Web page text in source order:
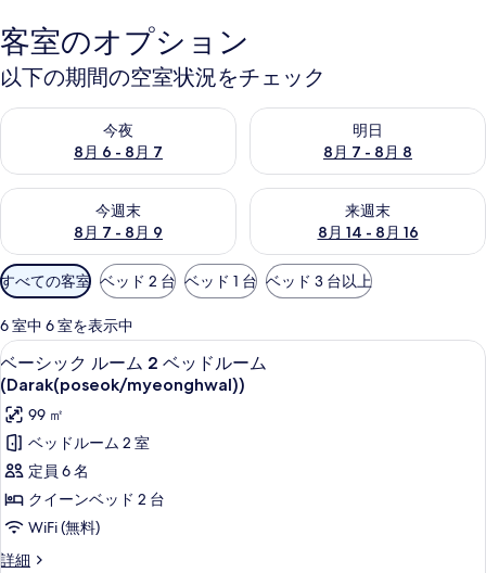
客室のオプション
以下の期間の空室状況をチェック
今夜
8月 6 - 8月 7
今夜 8月 6 - 8月 7 の空室状況をチェック
明日
8月 7 - 8月 8
明日 8月 7 - 8月 8 の空室状況
今週末
8月 7 - 8月 9
今週末 8月 7 - 8月 9 の空室状況をチェック
来週末
8月 14 - 8月 16
来週末 8月 14 - 8月 16 の空室
利
用
可
能
な
客
室
の
絞
り
込
み
条
すべての客室 ベッド 2 台 ベッド 1 台 ベッド 3 台以上
6 室中 6 室を表示中
ベ
ー
シ
ッ
ク
ル
ー
ム
ベーシック ルーム 2 ベッドルーム
43
ベーシック ルーム 2 ベッドルーム
(Darak(poseok/myeonghwal))
99 ㎡
ベッドルーム 2 室
定員 6 名
クイーンベッド 2 台
WiFi (無料)
詳細
ベ